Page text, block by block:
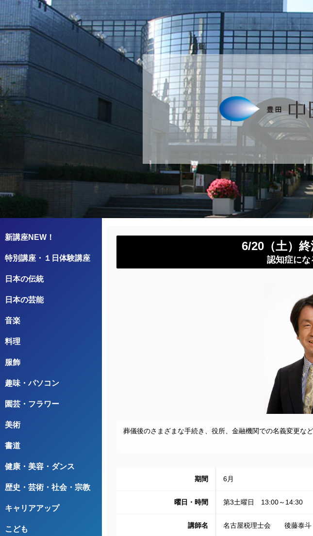
新講座NEW！
特別講座・１日体験講座
日本の伝統
日本の芸能
音楽
料理
服飾
趣味・パソコン
園芸・フラワー
美術
書道
健康・美容・ダンス
歴史・芸術・社会・宗教
キャリアアップ
こども
6/20（土）
認知症に
葬儀後のさまざまな手続き、役所、金融機関での名義変更な
期間 6月
曜日・時間 第3土曜日 13:00～14:30
講師名 名古屋税理士会 後藤